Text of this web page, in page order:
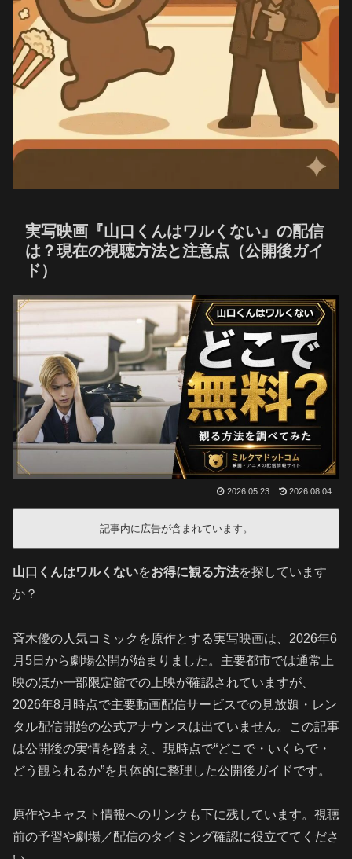
実写映画『山口くんはワルくない』の配信
は？現在の視聴方法と注意点（公開後ガイ
ド）
2026.05.23 2026.08.04
記事内に広告が含まれています。
山口くんはワルくないをお得に観る方法を探しています
か？
斉木優の人気コミックを原作とする実写映画は、2026年6
月5日から劇場公開が始まりました。主要都市では通常上
映のほか一部限定館での上映が確認されていますが、
2026年8月時点で主要動画配信サービスでの見放題・レン
タル配信開始の公式アナウンスは出ていません。この記事
は公開後の実情を踏まえ、現時点で“どこで・いくらで・
どう観られるか”を具体的に整理した公開後ガイドです。
原作やキャスト情報へのリンクも下に残しています。視聴
前の予習や劇場／配信のタイミング確認に役立ててくださ